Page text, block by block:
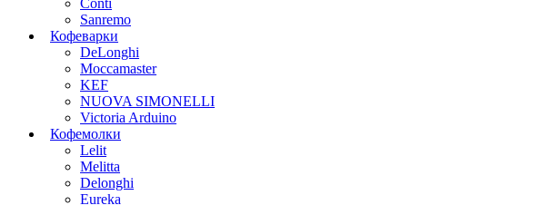
Conti
Sanremo
Кофеварки
DeLonghi
Moccamaster
KEF
NUOVA SIMONELLI
Victoria Arduino
Кофемолки
Lelit
Melitta
Delonghi
Eureka